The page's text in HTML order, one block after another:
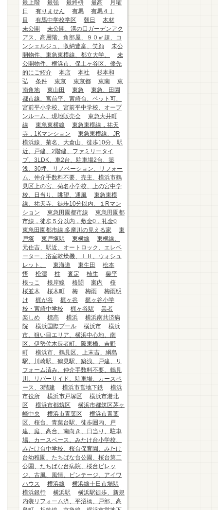
最上階
最強 最終枡 最高
月曜
日
有りません 有馬
有馬４丁
目
有馬中学校学区 朝日
木材
未公開
未公開、溝の口ガーデンアク
アス、高層階、角部屋、９０㎡超、コ
ンシェルジュ、収納豊富、笑顔
未公
開物件、東急東横線、都立大学、
未
公開物件、横浜市、保土ヶ谷区、優先
的にご紹介
本店 本社
杉本和
弘
条件 東京 東京都 東南
東
南角地
東山田 東急
東急、田園
都市線、宮前平、宮崎台、ペット可、
宮前平小学校、宮前平中学校、オープ
ンルーム、現地販売会
東急大井町
線
東急東横線
東急東横線，祐天
寺，1Kマンション
東急東横線、JR
横浜線、菊名、大倉山、徒歩10分、駅
近、戸建、2階建、ファミリータイ
プ、3LDK、車2台、駐車場2台、築
浅、30坪、リノベーション、リフォー
ム、仲介手数料不要、売主、横浜市鶴
見区上の宮、菊名小学校、上の宮中学
校、日当り、眺望、通風
東急東横
線、祐天寺、徒歩10分以内、１Rマン
ション
東急田園都市線
東急田園都
市線，徒歩５分以内，敷金0，礼金0
東急田園都市線.多摩川の見える家
東
戸塚
東戸塚駅 東横線
東横線、
元住吉、駅近、オートロック、エレベ
ーター、浴室乾燥機、ＩＨ、ウォシュ
レット、
東海道 東生田
松本
悟
松濤 柱 査定 柿生
栗平
根っこ
根岸線 格闘 案内
桜
桜並木
桜木町 梅 梅雨
梅雨明
け
梶が谷 梶ヶ谷
梶ヶ谷小学
校・宮崎中学校
梶ヶ谷駅
業者
楽しめ
標高 横浜
横浜南共済病
院
横浜国際プール 横浜市
横浜
市、狙い目エリア、横浜中心地、南
区、伊勢佐木長者町、阪東橋、吉野
町
横浜市、鶴見区、上末吉、綱島
駅、川崎駅、鶴見駅、築浅、戸建、リ
フォーム済み、仲介手数料不要、鶴見
川、リバーサイド、駐車場、カースペ
ース、3階建
横浜市営地下鉄
横浜
市役所
横浜市戸塚区
横浜市港北
区
横浜市都筑区
横浜市都筑区茅ヶ
崎中央
横浜市青葉区
横浜市青葉
区、桜台、青葉台駅、徒歩圏内、戸
建、庭、高台、南向き、日当り、駐車
場、カースペース、みたけ台小学校、
みたけ台中学校、桜台保育園、みたけ
台幼稚園、たちばな台公園、桜台第二
公園、たちばな台病院、桜台ビレッ
ジ、古風、風情、ビンテージ、アイワ
ハウス
横浜線
横浜線十日市場駅
横浜銀行
横浜駅
横浜駅徒歩、新規
内装リフォーム済、平沼橋、戸部、高